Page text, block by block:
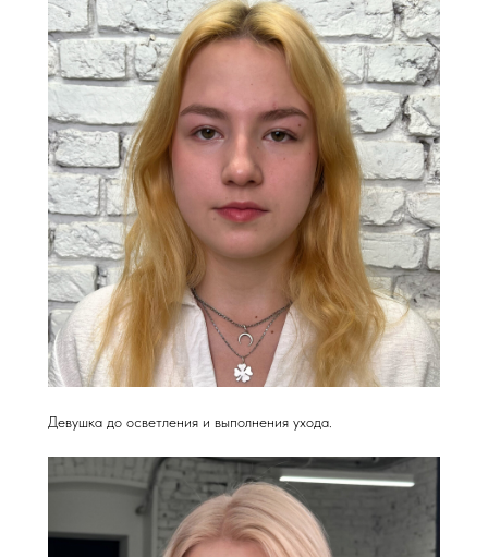
Девушка до осветления и выполнения ухода.